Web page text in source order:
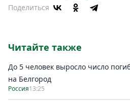
Поделиться
Читайте также
До 5 человек выросло число
на Белгород
Россия13:25